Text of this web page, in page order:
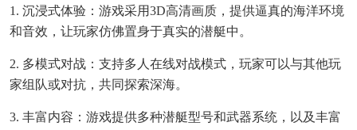
1. 沉浸式体验：游戏采用3D高清画质，提供逼真的海洋环境
和音效，让玩家仿佛置身于真实的潜艇中。
2. 多模式对战：支持多人在线对战模式，玩家可以与其他玩
家组队或对抗，共同探索深海。
3. 丰富内容：游戏提供多种潜艇型号和武器系统，以及丰富